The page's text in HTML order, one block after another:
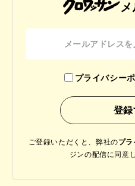
メ
プライバシー
ご登録いただくと、弊社のプ
ジンの配信に同意